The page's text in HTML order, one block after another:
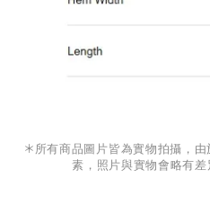
＊所有商品圖片皆為實物拍攝，
素，照片與實物會略有差